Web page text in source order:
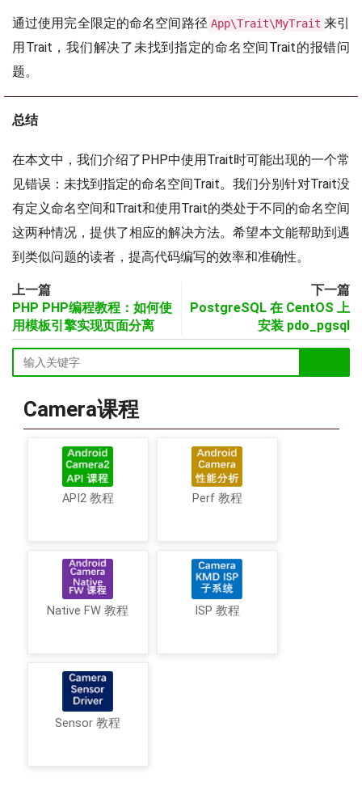
通过使用完全限定的命名空间路径 App\Trait\MyTrait 来引
用Trait，我们解决了未找到指定的命名空间Trait的报错问
题。
总结
在本文中，我们介绍了PHP中使用Trait时可能出现的一个常
见错误：未找到指定的命名空间Trait。我们分别针对Trait没
有定义命名空间和Trait和使用Trait的类处于不同的命名空间
这两种情况，提供了相应的解决方法。希望本文能帮助到遇
到类似问题的读者，提高代码编写的效率和准确性。
上一篇
PHP PHP编程教程：如何使
用模板引擎实现页面分离
下一篇
PostgreSQL 在 CentOS 上
安装 pdo_pgsql
Camera课程
API2 教程 Perf 教程
Native FW 教程 ISP 教程
Sensor 教程